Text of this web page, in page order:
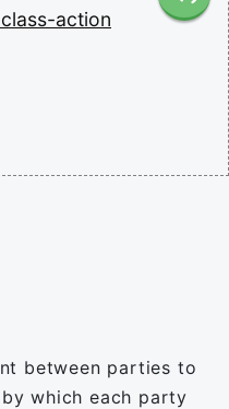
class-action
between parties to
which each party